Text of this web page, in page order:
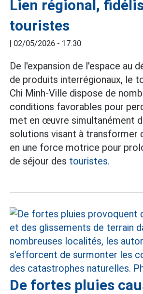
Lien régional,
touristes
| 02/05/2026 - 17:30
De l'expansion de l'espace au
de produits interrégionaux, le
Chi Minh-Ville dispose de
conditions favorables pour
met en œuvre simultanément
solutions visant à transformer
en une force motrice pour
de séjour des touristes.
De fortes pluies